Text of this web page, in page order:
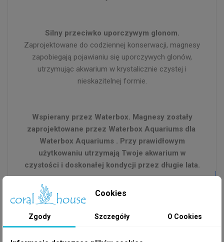
Silny przeciwko uporczywym glonom.
Zaprojektowane do codziennej konserwacji, magnesy
zapobiegają pojawianiu się uporczywych glonów,
utrzymując akwarium w krystalicznie czystej i
nieskazitelnej formie.
Wspierany przez Waterbox. Magnesy zostały
zaprojektowane przez Waterbox Aquariums dla
Waterbox Aquariums . Przy prawidłowym
użytkowaniu utrzymają Twoje akwarium w
czystości i doskonałej kondycji przez długie lata.
Cookies
Zgody Szczegóły O Cookies